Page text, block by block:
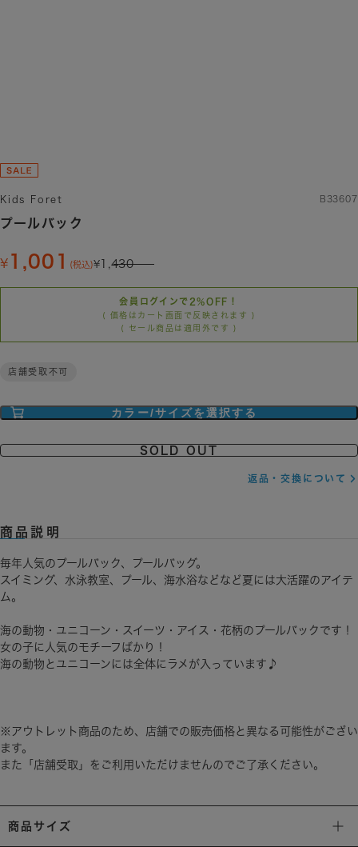
Kids Foret B33607
プールバック
1,001 (税込) 1,430
会員ログインで2%OFF！
( 価格はカート画面で反映されます )
( セール商品は適用外です )
店舗受取不可
カラー/サイズを選択する
SOLD OUT
返品・交換について
商品説明
毎年人気のプールバック、プールバッグ。
スイミング、水泳教室、プール、海水浴などなど夏には大活躍のアイテ
ム。
海の動物・ユニコーン・スイーツ・アイス・花柄のプールバックです！
女の子に人気のモチーフばかり！
海の動物とユニコーンには全体にラメが入っています♪
※アウトレット商品のため、店舗での販売価格と異なる可能性がござい
ます。
また「店舗受取」をご利用いただけませんのでご了承ください。
商品サイズ